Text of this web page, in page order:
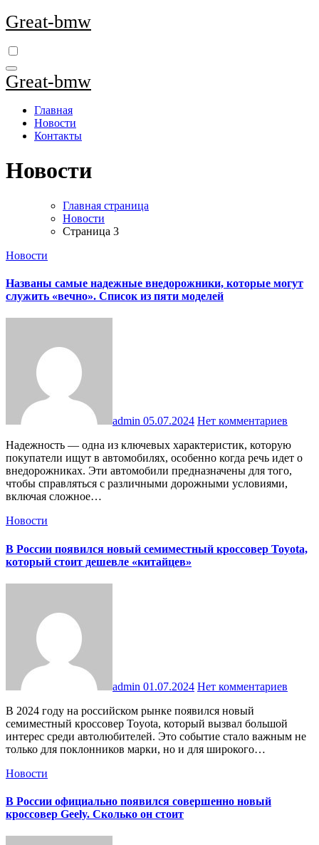
Перейти
к
Great-bmw
Great-bmw
Главная
Новости
Контакты
Новости
Главная страница
Новости
Страница 3
Новости
Названы самые надежные внедорожники, которые могут
служить «вечно». Список из пяти моделей
admin 05.07.2024 Нет комментариев
Надежность — одна из ключевых характеристик, которую
покупатели ищут в автомобилях, особенно когда речь идет о
внедорожниках. Эти автомобили предназначены для того,
чтобы справляться с различными дорожными условиями,
включая сложное…
Новости
В России появился новый семиместный кроссовер Toyota,
который стоит дешевле «китайцев»
admin 01.07.2024 Нет комментариев
В 2024 году на российском рынке появился новый
семиместный кроссовер Toyota, который вызвал большой
интерес среди автолюбителей. Это событие стало важным не
только для поклонников марки, но и для широкого…
Новости
В России официально появился совершенно новый
кроссовер Geely. Сколько он стоит